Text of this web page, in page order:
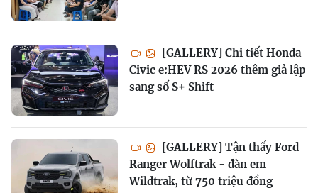
[GALLERY] Chi tiết Honda
Civic e:HEV RS 2026 thêm giả lập
sang số S+ Shift
[GALLERY] Tận thấy Ford
Ranger Wolftrak - đàn em
Wildtrak, từ 750 triệu đồng